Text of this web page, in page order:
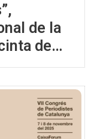
de la
de
flamants
de
Ràdio